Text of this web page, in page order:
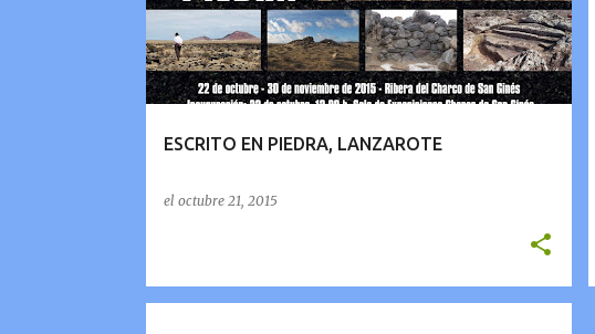
ESCRITO EN PIEDRA, LANZAROTE
el octubre 21, 2015